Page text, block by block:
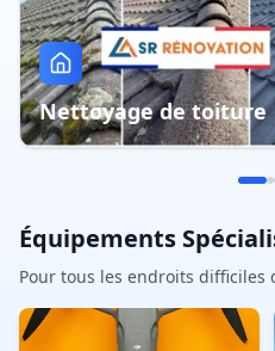
Nettoyage de toiture
Équipements
Pour tous les endroits difficiles